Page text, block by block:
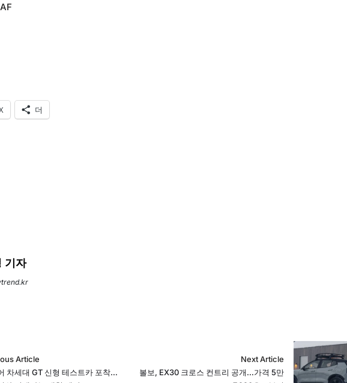
더
기자
Article
차세대 GT 신형 테스트카 포착…
Next Article
볼보, EX30 크로스 컨트리 공개…가격 5만